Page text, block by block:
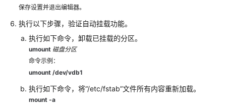
管
理
硬
盘
过
户
查
保存设置并退出编辑器。
执行以下步骤，验证自动挂载功能。
执行如下命令，卸载已挂载的分区。
umount 磁盘分区
命令示例：
umount /dev/vdb1
执行如下命令，将“/etc/fstab”文件所有内容重新加载。
mount -a